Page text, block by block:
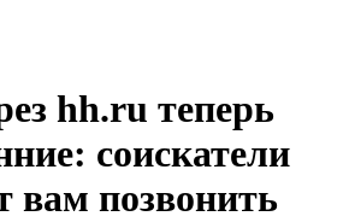
hh.ru теперь
соискатели
вам позвонить